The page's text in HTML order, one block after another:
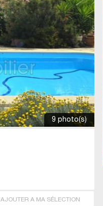
9 photo(s)
AJOUTER A MA SÉLECTION